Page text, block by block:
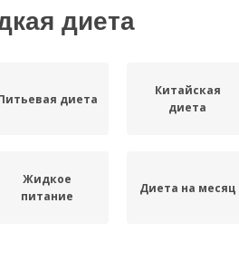
диета
диета
Китайская
диета
Жидкое
питание
Диета на месяц